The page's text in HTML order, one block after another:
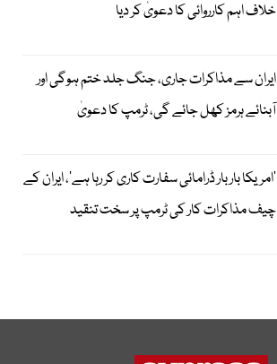
خلاف اہم کارروائی کا دعویٰ کر دیا
ایران سے مذاکرات جاری، جنگ جلد ختم ہوگی اور
آبنائے ہرمز کھل جائے گی، ٹرمپ کا دعویٰ
’امریکا بار بار ڈرامائی سفارت کاری کر رہا ہے‘، ایران کے
چیف مذاکرات کار کی ٹرمپ پر سخت تنقید